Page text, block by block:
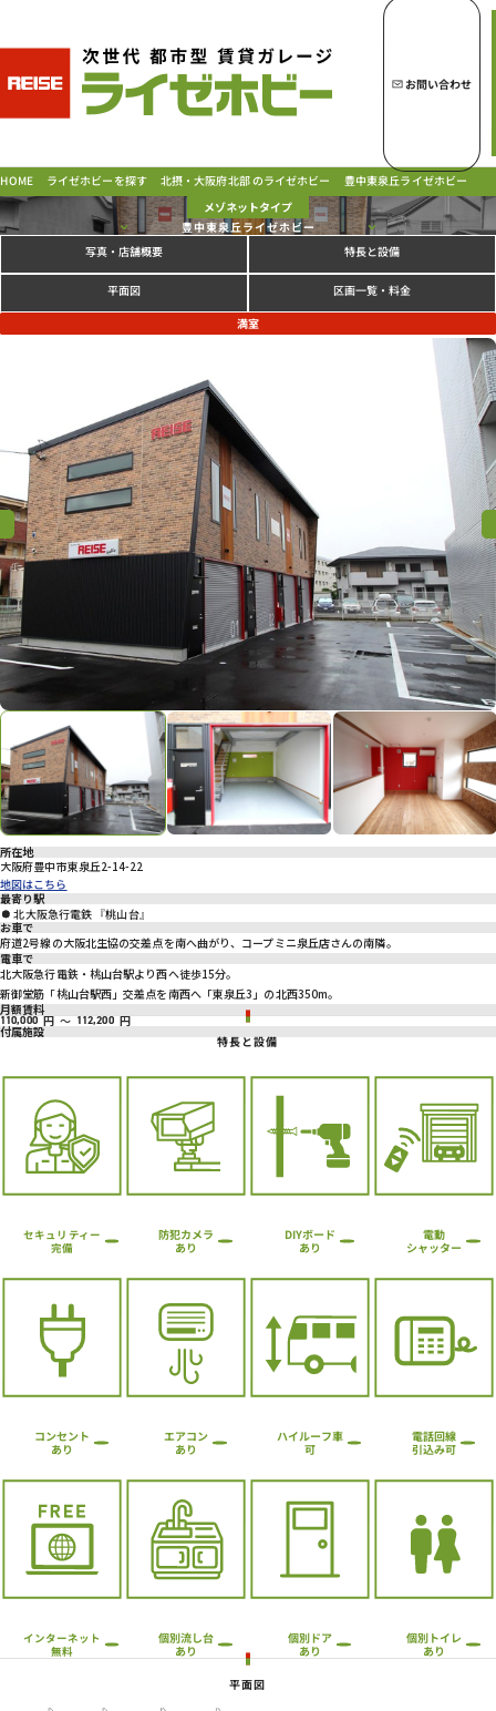
ライゼホビーの魅力
ラインナップ
ご契約の流れ・お支払方法
会社概要
特定商取引法に基づく表示
プライバシーポリシー
お問い合わせ
HOME ライゼホビーを探す 北摂・大阪府北部 のライゼホビー 豊中東泉丘ライゼホビー
メゾネットタイプ
豊中東泉丘ライゼホビー
写真・店舗概要 特長と設備
平面図 区画一覧・料金
満室
Previous
所在地
大阪府豊中市東泉丘2-14-22
地図はこちら
最寄り駅
北大阪急行電鉄 『桃山台』
お車で
府道2号線の大阪北生協の交差点を南へ曲がり、コープミニ泉丘店さんの南隣。
電車で
北大阪急行電鉄・桃山台駅より西へ徒歩15分。
新御堂筋「桃山台駅西」交差点を南西へ「東泉丘3」の北西350m。
月額賃料
110,000 円 ～ 112,200 円
付属施設
特長と設備
セキュリティー
完備
防犯カメラ
あり
DIYボード
あり
電動
シャッター
コンセント
あり
エアコン
あり
ハイルーフ車
可
電話回線
引込み可
インターネット
無料
個別流し台
あり
個別ドア
あり
個別トイレ
あり
平面図